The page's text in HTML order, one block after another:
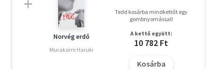
Norvég erdő
Murakami Haruki
Tedd kosárba mindkettőt egy
gombnyomással!
A kettő együtt:
10 782 Ft
Kosárba